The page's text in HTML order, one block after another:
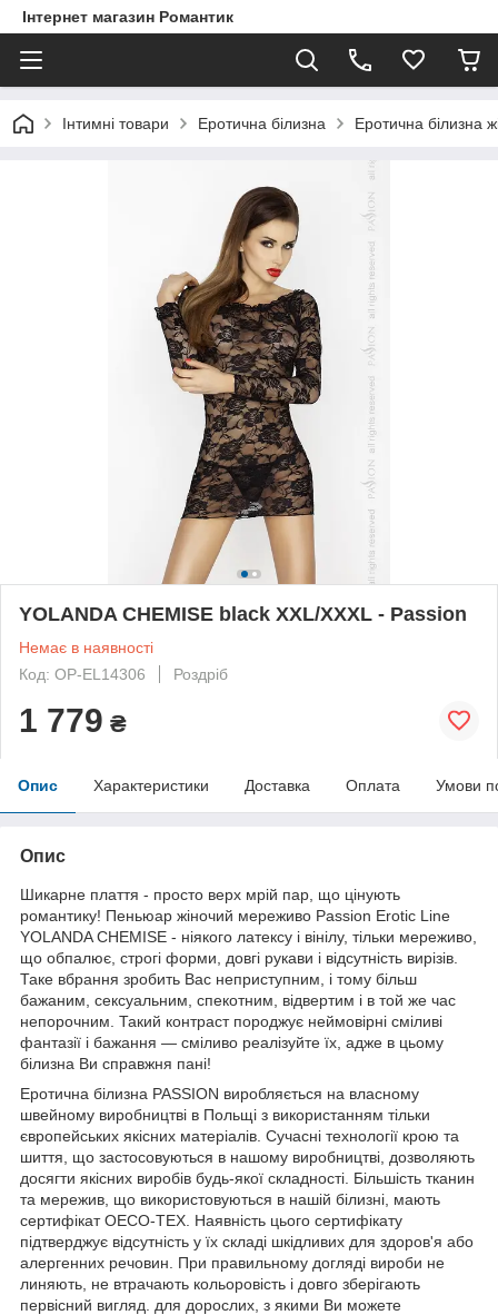
Інтернет магазин Романтик
Інтимні товари Еротична білизна Еротична білизна
YOLANDA CHEMISE black XXL/XXXL - Passion
Немає в наявності
Код: OP-EL14306
Роздріб
1 779 ₴
Опис Характеристики Доставка Оплата Умови
Опис
Шикарне плаття - просто верх мрій пар, що цінують
романтику! Пеньюар жіночий мереживо Passion Erotic Line
YOLANDA CHEMISE - ніякого латексу і вінілу, тільки мереживо,
що обпалює, строгі форми, довгі рукави і відсутність вирізів.
Таке вбрання зробить Вас неприступним, і тому більш
бажаним, сексуальним, спекотним, відвертим і в той же час
непорочним. Такий контраст породжує неймовірні сміливі
фантазії і бажання — сміливо реалізуйте їх, адже в цьому
білизна Ви справжня пані!
Еротична білизна PASSION виробляється на власному
швейному виробництві в Польщі з використанням тільки
європейських якісних матеріалів. Сучасні технології крою та
шиття, що застосовуються в нашому виробництві, дозволяють
досягти якісних виробів будь-якої складності. Більшість тканин
та мережив, що використовуються в нашій білизні, мають
сертифікат OECO-TEX. Наявність цього сертифікату
підтверджує відсутність у їх складі шкідливих для здоров'я або
алергенних речовин. При правильному догляді вироби не
линяють, не втрачають кольоровість і довго зберігають
первісний вигляд. для дорослих, з якими Ви можете